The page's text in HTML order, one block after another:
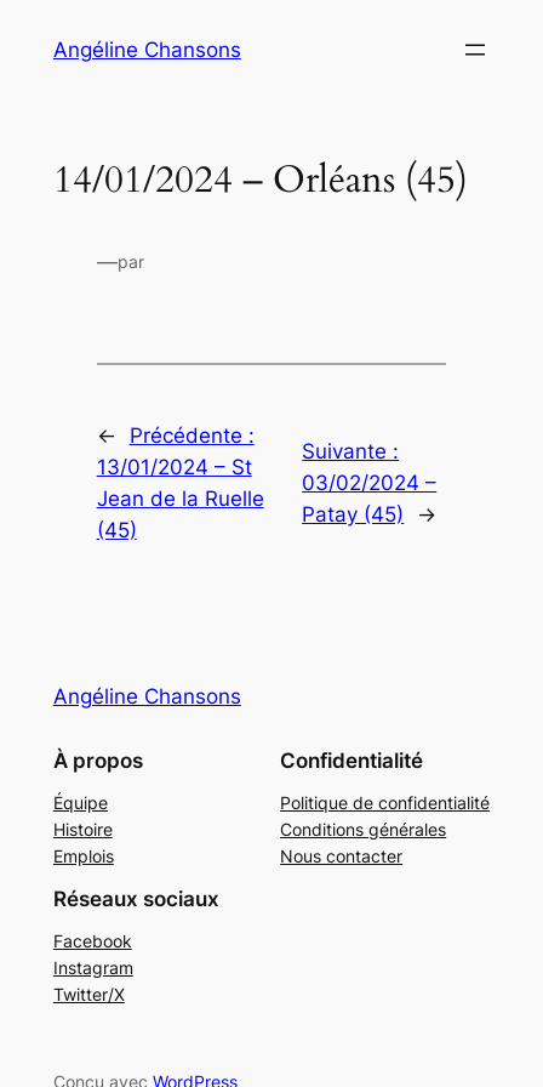
Angéline Chansons
14/01/2024 – Orléans (45)
—par
←
Précédente :
13/01/2024 – St
Jean de la Ruelle
(45)
Suivante :
03/02/2024 –
Patay (45)
→
Angéline Chansons
À propos
Équipe
Histoire
Emplois
Confidentialité
Politique de confidentialité
Conditions générales
Nous contacter
Réseaux sociaux
Facebook
Instagram
Twitter/X
Conçu avec WordPress